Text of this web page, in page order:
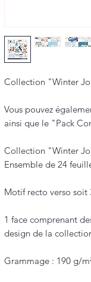
Collection "Winter
Vous pouvez
ainsi que le "Pack
Collection "Winter
Ensemble de 24
Motif recto verso soit
1 face comprenant
design de la
Grammage : 190 g/